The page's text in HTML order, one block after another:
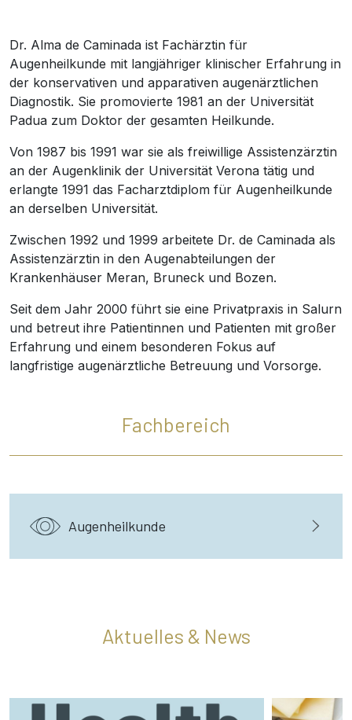
Dr. Alma de Caminada ist Fachärztin für
Augenheilkunde mit langjähriger klinischer Erfahrung in
der konservativen und apparativen augenärztlichen
Diagnostik. Sie promovierte 1981 an der Universität
Padua zum Doktor der gesamten Heilkunde.
Von 1987 bis 1991 war sie als freiwillige Assistenzärztin
an der Augenklinik der Universität Verona tätig und
erlangte 1991 das Facharztdiplom für Augenheilkunde
an derselben Universität.
Zwischen 1992 und 1999 arbeitete Dr. de Caminada als
Assistenzärztin in den Augenabteilungen der
Krankenhäuser Meran, Bruneck und Bozen.
Seit dem Jahr 2000 führt sie eine Privatpraxis in Salurn
und betreut ihre Patientinnen und Patienten mit großer
Erfahrung und einem besonderen Fokus auf
langfristige augenärztliche Betreuung und Vorsorge.
Fachbereich
Augenheilkunde
Aktuelles & News